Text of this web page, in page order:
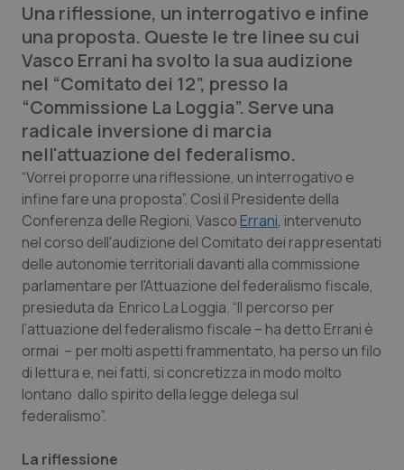
Lettere al direttore
Edizioni Regionali
QS Pro
Professionisti Sanitari.AI
Abruzzo
Basilicata
Calabria
Campania
Emilia-Romagna
Friuli Venezia Giulia
QS Pro Gold
Artrite & artrosi
Asma & BPCO
Car-T
Colesterolo & coronaropatie
Dermatite Atopica
QS Club Newsletter
Una riflessione, un interrogativo e infine
una proposta. Queste le tre linee su cui
Vasco Errani ha svolto la sua audizione
nel “Comitato dei 12”, presso la
“Commissione La Loggia”. Serve una
radicale inversione di marcia
nell'attuazione del federalismo.
“Vorrei proporre una riflessione, un interrogativo e
infine fare una proposta”. Così il Presidente della
Conferenza delle Regioni, VascoErrani, intervenuto
nel corso dell'audizione del Comitato dei rappresentati
delle autonomie territoriali davanti alla commissione
parlamentare per l'Attuazione del federalismo fiscale,
presieduta da Enrico La Loggia. “Il percorso per
l’attuazione del federalismo fiscale – ha detto Errani è
ormai – per molti aspetti frammentato, ha perso un filo
di lettura e, nei fatti, si concretizza in modo molto
lontano dallo spirito della legge delega sul
federalismo”.
La riflessione